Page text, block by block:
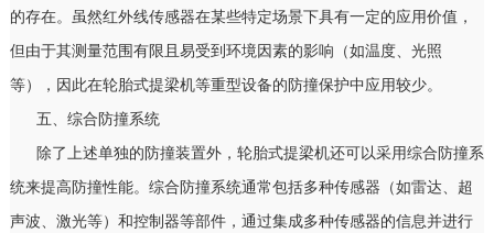
的存在。虽然红外线传感器在某些特定场景下具有一定的应用价值，
但由于其测量范围有限且易受到环境因素的影响（如温度、光照
等），因此在轮胎式提梁机等重型设备的防撞保护中应用较少。
五、综合防撞系统
除了上述单独的防撞装置外，轮胎式提梁机还可以采用综合防撞系
统来提高防撞性能。综合防撞系统通常包括多种传感器（如雷达、超
声波、激光等）和控制器等部件，通过集成多种传感器的信息并进行